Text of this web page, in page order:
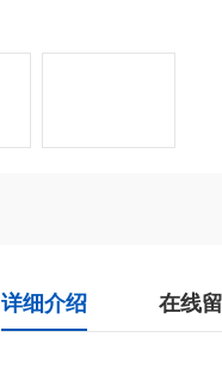
详细介绍 在线